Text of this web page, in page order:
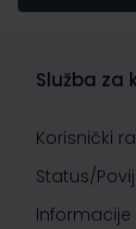
Služba za
Korisnički
Status/